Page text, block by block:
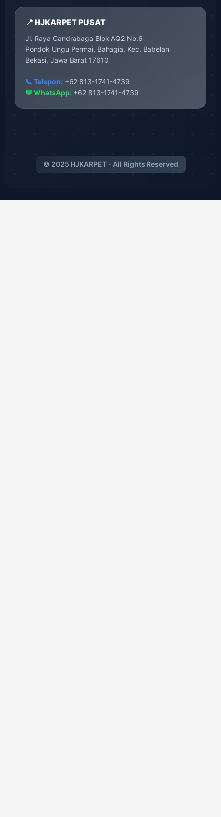
📍 HJKARPET PUSAT
Jl. Raya Candrabaga Blok AQ2 No.6
Pondok Ungu Permai, Bahagia, Kec. Babelan
Bekasi, Jawa Barat 17610
📞 Telepon: +62 813-1741-4739
💬 WhatsApp: +62 813-1741-4739
© 2025 HJKARPET - All Rights Reserved